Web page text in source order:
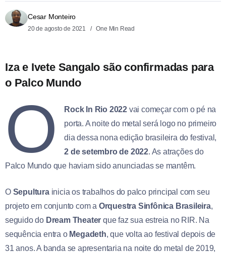
Cesar Monteiro
20 de agosto de 2021 One Min Read
Iza e Ivete Sangalo são confirmadas para
o Palco Mundo
O Rock In Rio 2022 vai começar com o pé na
porta. A noite do metal será logo no primeiro
dia dessa nona edição brasileira do festival,
2 de setembro de 2022. As atrações do
Palco Mundo que haviam sido anunciadas se mantêm.
O Sepulturainicia os trabalhos do palco principal com seu
projeto em conjunto com a Orquestra Sinfônica Brasileira,
seguido do Dream Theater que faz sua estreia no RIR. Na
sequência entra o Megadeth, que volta ao festival depois de
31 anos. A banda se apresentaria na noite do metal de 2019,